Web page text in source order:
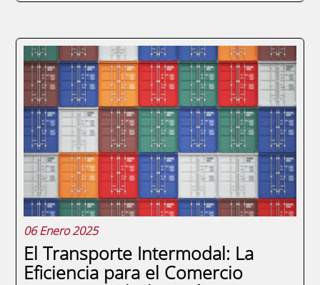
La internacionalización de ENAE supone
que más del 50 % de nuestros estudiantes
provienen de fuera de España. Sabemos
que al elegir Murcia como tu destino
educativo, no solo vienes con ganas de
aprender, sino también con el deseo de
explorar los...
06 Enero 2025
El Transporte Intermodal: La
Eficiencia para el Comercio